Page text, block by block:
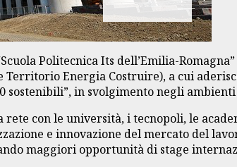
Politecnica Its dell’Emilia-
Territorio Energia Costruire), a cui
sostenibili”, in svolgimento negli
con le università, i tecnopoli, le
e innovazione del mercato del
maggiori opportunità di stage